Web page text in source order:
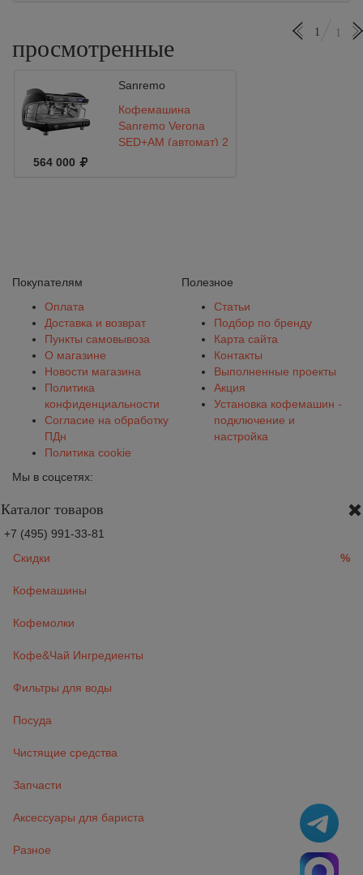
просмотренные
1 1
Sanremo
Кофемашина
Sanremo Verona
SED+AM (автомат) 2
564 000
Покупателям
Оплата
Доставка и возврат
Пункты самовывоза
О магазине
Новости магазина
Политика
конфиденциальности
Согласие на обработку
ПДн
Политика cookie
Полезное
Статьи
Подбор по бренду
Карта сайта
Контакты
Выполненные проекты
Акция
Установка кофемашин -
подключение и
настройка
Мы в соцсетях:
Каталог товаров
+7 (495) 991-33-81
Скидки
%
Кофемашины
Кофемолки
Кофе&Чай Ингредиенты
Фильтры для воды
Посуда
Чистящие средства
Запчасти
Аксессуары для бариста
Разное